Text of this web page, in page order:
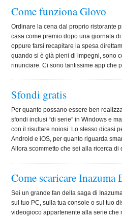
Come funziona Glovo
Ordinare la cena dal proprio ristorante
casa come premio dopo una giornata
oppure farsi recapitare la spesa
quando si è già pieni di impegni, sono
rinunciare. Ci sono tantissime app che
Sfondi gratis
Per quanto possano essere ben
sfondi inclusi “di serie” in Windows e
con il risultare noiosi. Lo stesso dicasi
Android e iOS, per quanto riguarda
Allora scommetto che sei alla ricerca
Come scaricare Inazuma
Sei un grande fan della saga di
sul tuo PC, sulla tua console o sul tuo
videogioco appartenente alla serie che